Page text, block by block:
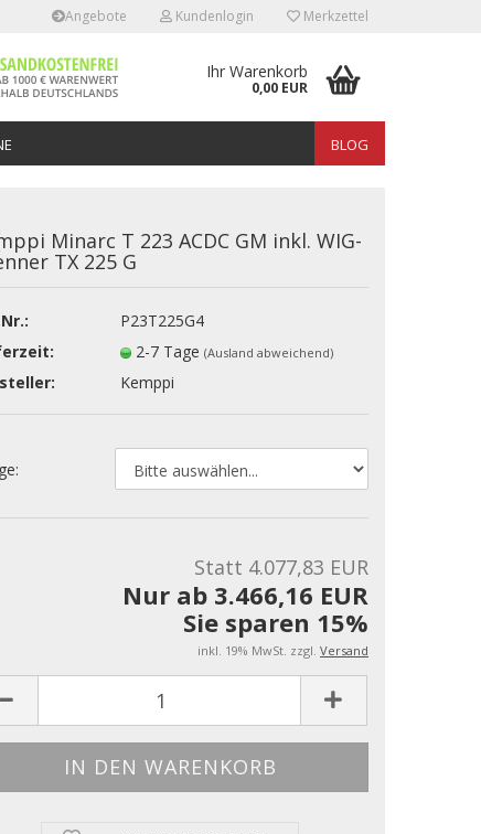
Angebote Kundenlogin
vergessen?
Merkzettel
Ihr Warenkorb
0,00 EUR
BLOG
Minarc T 223 ACDC GM inkl. WIG-
TX 225 G
P23T225G4
2-7 Tage (Ausland abweichend)
Kemppi
Statt 4.077,83 EUR
Nur ab 3.466,16 EUR
Sie sparen 15%
inkl. 19% MwSt. zzgl. Versand